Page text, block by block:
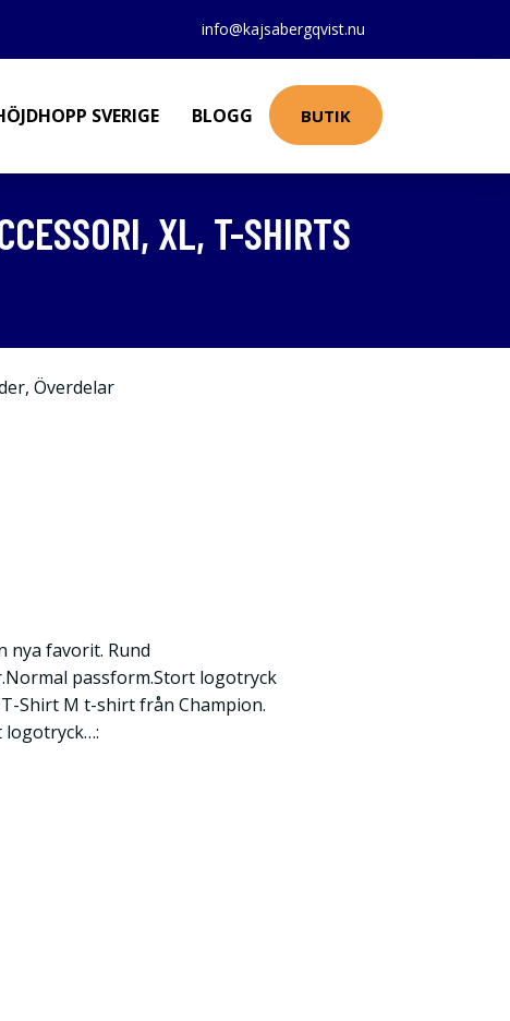
info@kajsabergqvist.nu
SVERIGE BLOGG BUTIK
XL, T-SHIRTS
, Överdelar
nya favorit. Rund
passform.Stort logotryck
Shirt M t-shirt från Champion.
logotryck…: